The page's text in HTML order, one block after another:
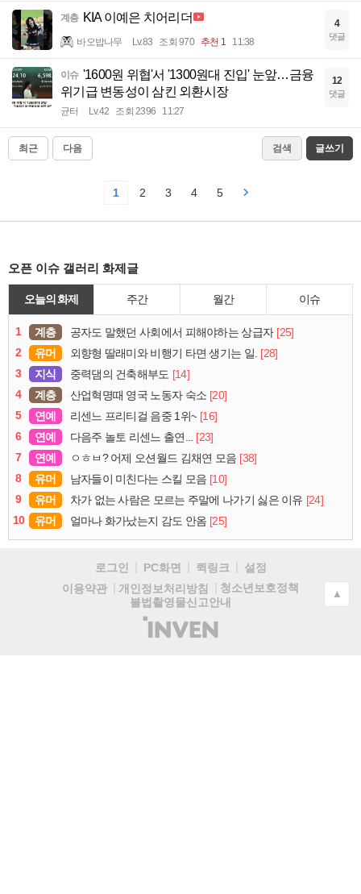
계층 KIA 이예은 치어리더
바오밥나무 Lv.83 조회 970 추천 1 11:38
4
댓글
이슈 '1600원 위협'서 '1300원대 진입' 눈앞…금융
위기급 변동성이 삼킨 외환시장
균터 Lv.42 조회 2396 11:27
12
댓글
최근 다음 검색 글쓰기
1 2 3 4 5
오픈 이슈 갤러리 화제글
오늘의 화제 주간 월간 이슈
1 계층 공자도 말했던 사회에서 피해야하는 상급자 [25]
2
유머 외향형 딸래미와 비행기 타면 생기는 일. [28]
3
지식 중력댐의 건축해부도 [14]
4
계층 산업혁명때 영국 노동자 숙소 [20]
5
연예 리센느 프리티걸 음중 1위~ [16]
6
연예 다음주 놀토 리센느 출연...
[23]
7
연예 ㅇㅎㅂ? 어제 오션월드 김채연 모음 [38]
8
유머 남자들이 미친다는 스킬 모음 [10]
9
유머 차가 없는 사람은 모르는 주말에 나가기 싫은 이유 [24]
10
유머 얼마나 화가났는지 감도 안옴 [25]
로그인 PC화면 퀵링크
설정
이용약관
개인정보처리방침
청소년보호정책
불법촬영물신고안내
(주)
인
▲